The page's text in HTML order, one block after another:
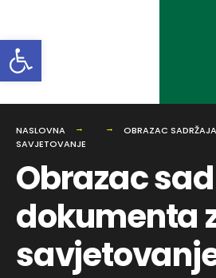
NASLOVNA
OBRAZAC
SAVJETOVANJE
Obrazac
dokumenta
Open toolbar